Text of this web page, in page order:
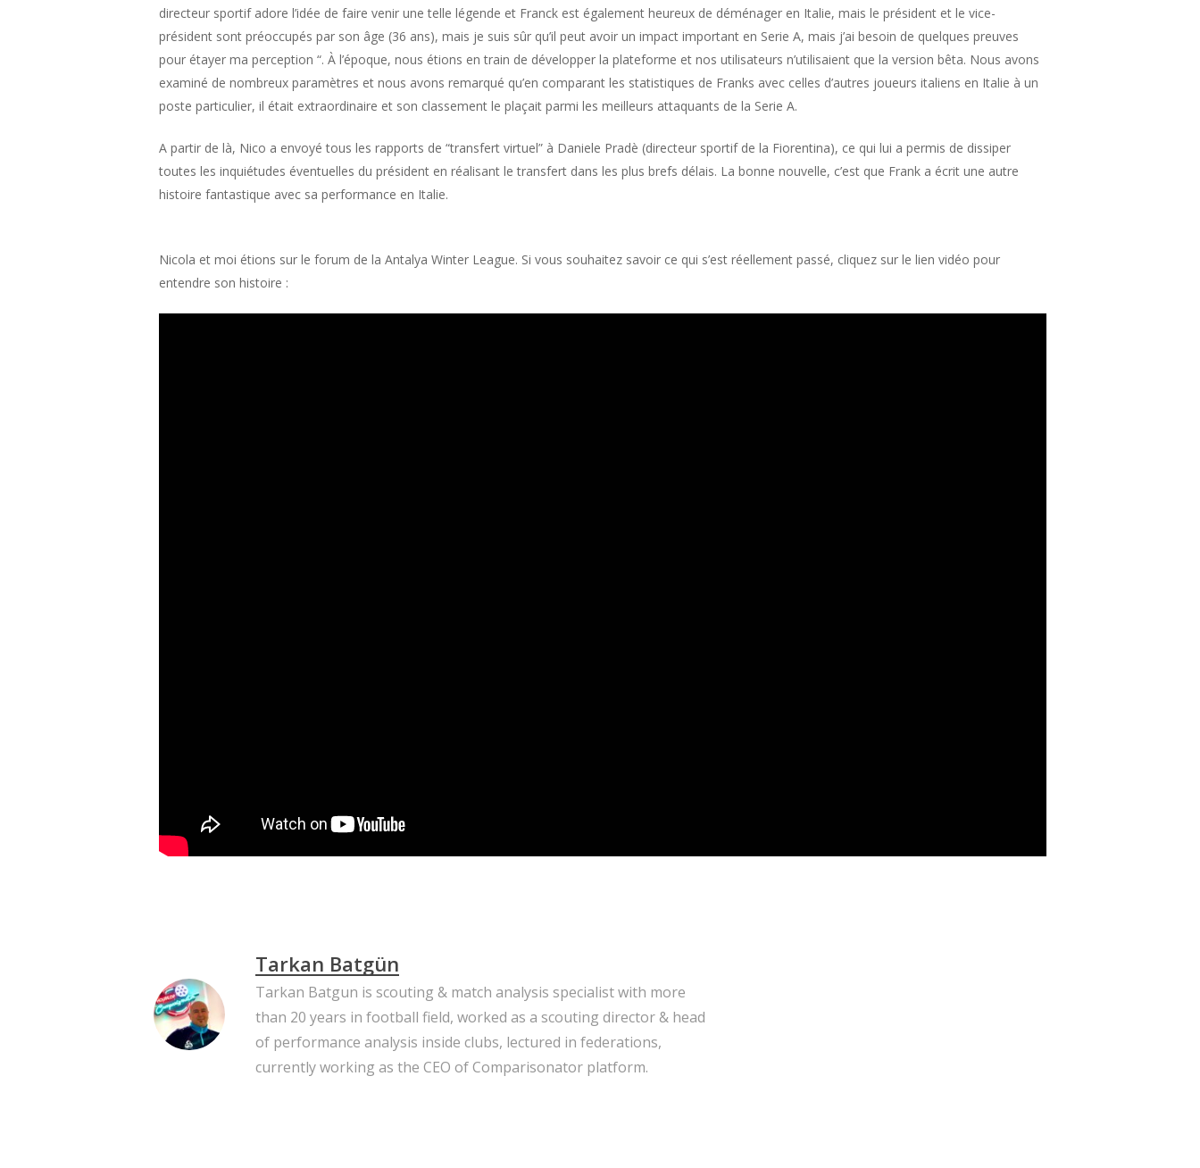
directeur sportif adore l’idée de faire venir une telle légende et Franck est également heureux de déménager en Italie, mais le président et le vice-
président sont préoccupés par son âge (36 ans), mais je suis sûr qu’il peut avoir un impact important en Serie A, mais j’ai besoin de quelques preuves
pour étayer ma perception “. À l’époque, nous étions en train de développer la plateforme et nos utilisateurs n’utilisaient que la version bêta. Nous avons
examiné de nombreux paramètres et nous avons remarqué qu’en comparant les statistiques de Franks avec celles d’autres joueurs italiens en Italie à un
poste particulier, il était extraordinaire et son classement le plaçait parmi les meilleurs attaquants de la Serie A.
A partir de là, Nico a envoyé tous les rapports de “transfert virtuel” à Daniele Pradè (directeur sportif de la Fiorentina), ce qui lui a permis de dissiper
toutes les inquiétudes éventuelles du président en réalisant le transfert dans les plus brefs délais. La bonne nouvelle, c’est que Frank a écrit une autre
histoire fantastique avec sa performance en Italie.
Nicola et moi étions sur le forum de la Antalya Winter League. Si vous souhaitez savoir ce qui s’est réellement passé, cliquez sur le lien vidéo pour
entendre son histoire :
Tarkan Batgün
Tarkan Batgun is scouting & match analysis specialist with more
than 20 years in football field, worked as a scouting director & head
of performance analysis inside clubs, lectured in federations,
currently working as the CEO of Comparisonator platform.